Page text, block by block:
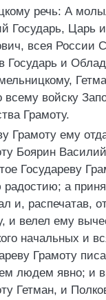
речь: А
Государь, Царь
всея России
Государь и
всему войску
Грамоту.
Грамоту ему
Боярин
Государеву
а
и, распечатав,
и велел ему
начальных и
Грамоту
людем явно; и
Гетман, и